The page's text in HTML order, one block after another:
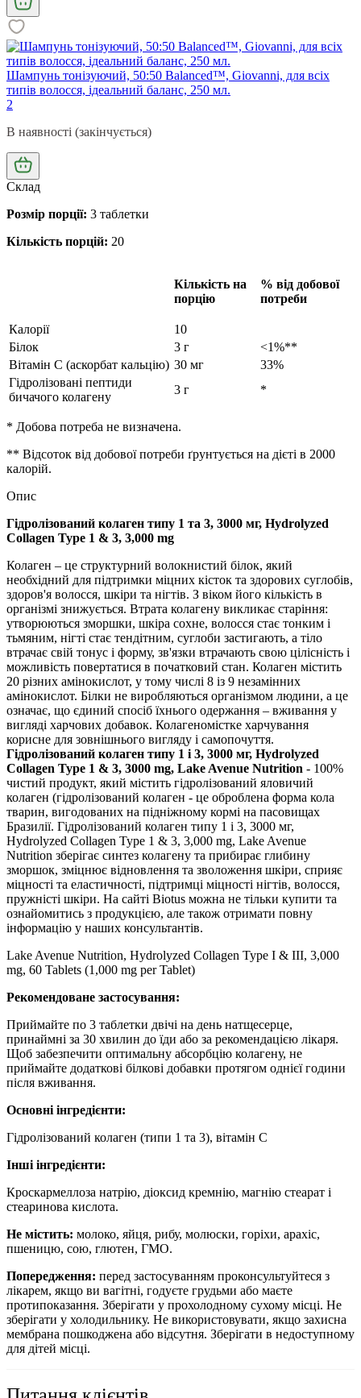
Шампунь тонізуючий, 50:50 Balanced™, Giovanni, для всіх
типів волосся, ідеальний баланс, 250 мл.
2
В наявності (закінчується)
Склад
Розмір порції: 3 таблетки
Кількість порцій: 20
Кількість на
порцію
% від добової
потреби
Калорії
10
Білок
3 г
<1%**
Вітамін С (аскорбат кальцію) 30 мг
33%
Гідролізовані пептиди
бичачого колагену
3 г *
* Добова потреба не визначена.
** Відсоток від добової потреби ґрунтується на дієті в 2000
калорій.
Опис
Гідролізований колаген типу 1 та 3, 3000 мг, Hydrolyzed
Collagen Type 1 & 3, 3,000 mg
Колаген – це структурний волокнистий білок, який
необхідний для підтримки міцних кісток та здорових суглобів,
здоров'я волосся, шкіри та нігтів. З віком його кількість в
організмі знижується. Втрата колагену викликає старіння:
утворюються зморшки, шкіра сохне, волосся стає тонким і
тьмяним, нігті стає тендітним, суглоби застигають, а тіло
втрачає свій тонус і форму, зв'язки втрачають свою цілісність і
можливість повертатися в початковий стан. Колаген містить
20 різних амінокислот, у тому числі 8 із 9 незамінних
амінокислот. Білки не виробляються організмом людини, а це
означає, що єдиний спосіб їхнього одержання – вживання у
вигляді харчових добавок. Колагеномістке харчування
корисне для зовнішнього вигляду і самопочуття.
Гідролізований колаген типу 1 і 3, 3000 мг, Hydrolyzed
Collagen Type 1 & 3, 3000 mg, Lake Avenue Nutrition - 100%
чистий продукт, який містить гідролізований яловичий
колаген (гідролізований колаген - це оброблена форма кола
тварин, вигодованих на підніжному кормі на пасовищах
Бразилії. Гідролізований колаген типу 1 і 3, 3000 мг,
Hydrolyzed Collagen Type 1 & 3, 3,000 mg, Lake Avenue
Nutrition зберігає синтез колагену та прибирає глибину
зморшок, зміцнює відновлення та зволоження шкіри, сприяє
міцності та еластичності, підтримці міцності нігтів, волосся,
пружністі шкіри. На сайті Biotus можна не тільки купити та
ознайомитись з продукцією, але також отримати повну
інформацію у наших консультантів.
Lake Avenue Nutrition, Hydrolyzed Collagen Type I & III, 3,000
mg, 60 Tablets (1,000 mg per Tablet)
Рекомендоване застосування:
Приймайте по 3 таблетки двічі на день натщесерце,
принаймні за 30 хвилин до їди або за рекомендацією лікаря.
Щоб забезпечити оптимальну абсорбцію колагену, не
приймайте додаткові білкові добавки протягом однієї години
після вживання.
Основні інгредієнти:
Гідролізований колаген (типи 1 та 3), вітамін С
Інші інгредієнти:
Кроскармеллоза натрію, діоксид кремнію, магнію стеарат і
стеаринова кислота.
Не містить: молоко, яйця, рибу, молюски, горіхи, арахіс,
пшеницю, сою, глютен, ГМО.
Попередження: перед застосуванням проконсультуйтеся з
лікарем, якщо ви вагітні, годуєте грудьми або маєте
протипоказання. Зберігати у прохолодному сухому місці. Не
зберігати у холодильнику. Не використовувати, якщо захисна
мембрана пошкоджена або відсутня. Зберігати в недоступному
для дітей місці.